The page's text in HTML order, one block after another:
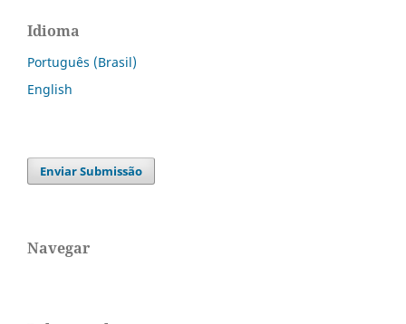
Idioma
Português (Brasil)
English
Enviar Submissão
Navegar